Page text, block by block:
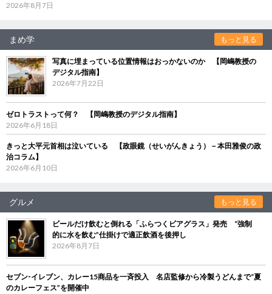
2026年8月7日
まめ学 もっと見る
写真に埋まっている位置情報はおっかないのか 【岡嶋教授の
デジタル指南】
2026年7月22日
ゼロトラストって何？ 【岡嶋教授のデジタル指南】
2026年6月18日
きっと大平元首相は泣いている 【政眼鏡（せいがんきょう）－本田雅俊の政
治コラム】
2026年6月10日
グルメ もっと見る
ビールだけ飲むと倒れる「ふらつくビアグラス」発売 “強制
的に水を飲む”仕掛けで適正飲酒を後押し
2026年8月7日
セブン‐イレブン、カレー15商品を一斉投入 名店監修から冷製うどんまで“夏
のカレーフェス”を開催中